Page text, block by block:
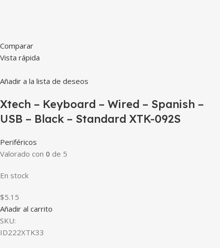
Comparar
Vista rápida
Añadir a la lista de deseos
Xtech – Keyboard – Wired – Spanish –
USB – Black – Standard XTK-092S
Periféricos
Valorado con 0 de 5
En stock
$5.15
Añadir al carrito
SKU:
ID222XTK33